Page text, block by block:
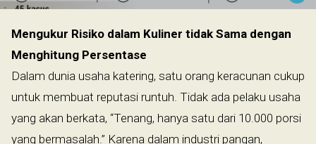
Mengukur Risiko dalam Kuliner tidak Sama dengan
Menghitung Persentase
Dalam dunia usaha katering, satu orang keracunan cukup
untuk membuat reputasi runtuh. Tidak ada pelaku usaha
yang akan berkata, “Tenang, hanya satu dari 10.000 porsi
yang bermasalah.” Karena dalam industri pangan,